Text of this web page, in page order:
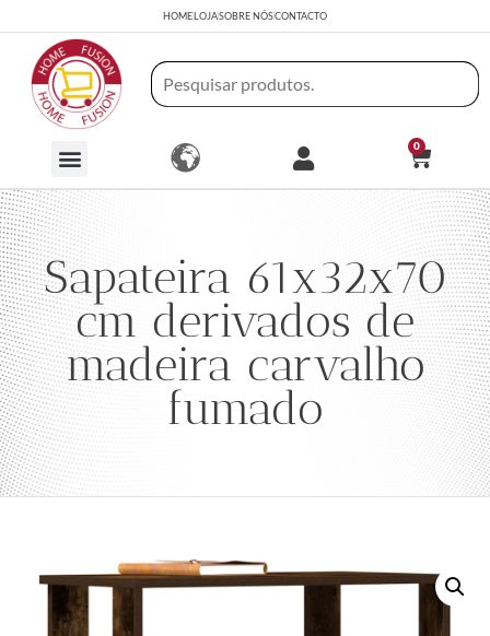
HOMELOJASOBRE NÓSCONTACTO
0
Sapateira 61x32x70
cm derivados de
madeira carvalho
fumado